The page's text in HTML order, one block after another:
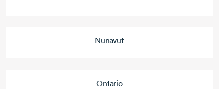
Nunavut
Ontario